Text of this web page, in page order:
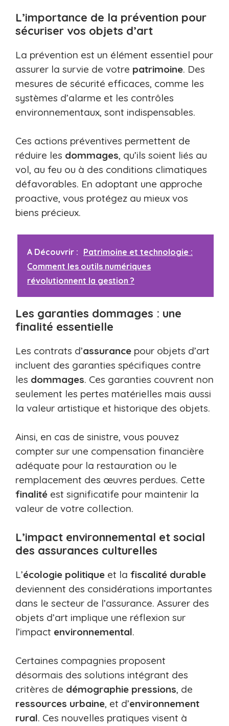
L’importance de la prévention pour
sécuriser vos objets d’art
La prévention est un élément essentiel pour
assurer la survie de votre patrimoine. Des
mesures de sécurité efficaces, comme les
systèmes d’alarme et les contrôles
environnementaux, sont indispensables.
Ces actions préventives permettent de
réduire les dommages, qu’ils soient liés au
vol, au feu ou à des conditions climatiques
défavorables. En adoptant une approche
proactive, vous protégez au mieux vos
biens précieux.
A Découvrir : Patrimoine et technologie :
Comment les outils numériques
révolutionnent la gestion ?
Les garanties dommages : une
finalité essentielle
Les contrats d’assurance pour objets d’art
incluent des garanties spécifiques contre
les dommages. Ces garanties couvrent non
seulement les pertes matérielles mais aussi
la valeur artistique et historique des objets.
Ainsi, en cas de sinistre, vous pouvez
compter sur une compensation financière
adéquate pour la restauration ou le
remplacement des œuvres perdues. Cette
finalité est significatife pour maintenir la
valeur de votre collection.
L’impact environnemental et social
des assurances culturelles
L’écologie politique et la fiscalité durable
deviennent des considérations importantes
dans le secteur de l’assurance. Assurer des
objets d’art implique une réflexion sur
l’impact environnemental.
Certaines compagnies proposent
désormais des solutions intégrant des
critères de démographie pressions, de
ressources urbaine, et d’environnement
rural. Ces nouvelles pratiques visent à